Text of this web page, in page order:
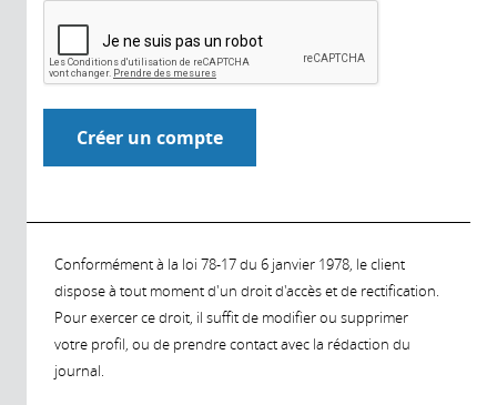
Conformément à la loi 78-17 du 6 janvier 1978, le client
dispose à tout moment d'un droit d'accès et de rectification.
Pour exercer ce droit, il suffit de modifier ou supprimer
votre profil, ou de prendre contact avec la rédaction du
journal.